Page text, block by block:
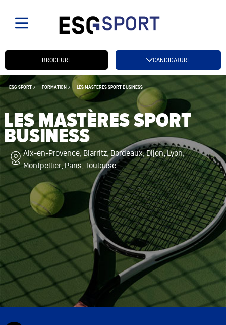
ESG SPORT FORMATION LES MASTÈRES SPORT BUSINESS
LES MASTÈRES SPORT
BUSINESS
Aix-en-Provence Biarritz Bordeaux Dijon Lyon
Montpellier Paris Toulouse
CANDIDATURE
Candidatez btnBROCHURE